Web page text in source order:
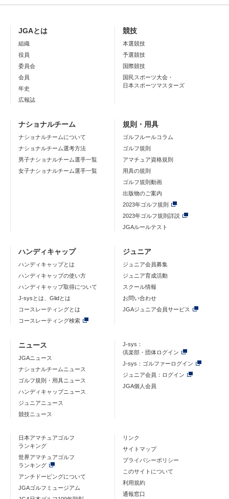
JGAとは
組織
役員
委員会
会員
年史
広報誌
競技
本選競技
予選競技
国際競技
国民スポーツ大会・
日本スポーツマスターズ
ナショナルチーム
ナショナルチームについて
ナショナルチーム選考方法
男子ナショナルチーム選手一覧
女子ナショナルチーム選手一覧
規則・用具
ゴルフルールコラム
ゴルフ規則
アマチュア資格規則
用具の規則
ゴルフ規則動画
出版物のご案内
2023年ゴルフ規則
2023年ゴルフ規則詳説
JGAルールテスト
ハンディキャップ
ハンディキャップとは
ハンディキャップの使い方
ハンディキャップ取得について
J-sysとは、Glidとは
コースレーティングとは
コースレーティング検索
ジュニア
ジュニア会員募集
ジュニア育成活動
スクール情報
お問い合わせ
JGAジュニア会員サービス
ニュース
JGAニュース
ナショナルチームニュース
ゴルフ規則・用具ニュース
ハンディキャップニュース
ジュニアニュース
競技ニュース
J-sys：
倶楽部・団体ログイン
J-sys：ゴルファーログイン
ジュニア会員：ログイン
JGA個人会員
日本アマチュアゴルフ
ランキング
世界アマチュアゴルフ
ランキング
アンチドーピングについて
JGAゴルフミュージアム
リンク
サイトマップ
プライバシーポリシー
このサイトについて
利用規約
通報窓口